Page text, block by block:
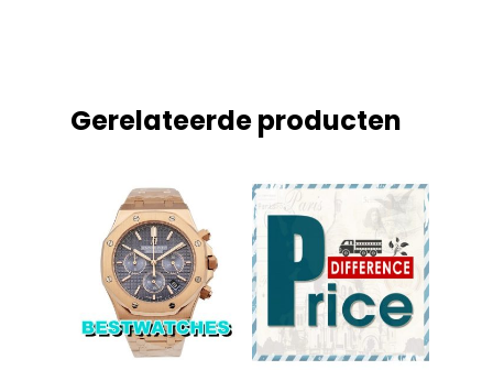
Gerelateerde producten